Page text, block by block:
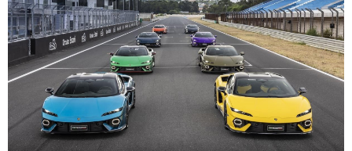
Vụ án
Tin nóng
Tư vấn luật
Pickleball
Bóng đá quốc tế
Bóng đá Việt Nam
Thế giới thể thao
Lịch thi đấu bóng đá
eSports
Hậu trường